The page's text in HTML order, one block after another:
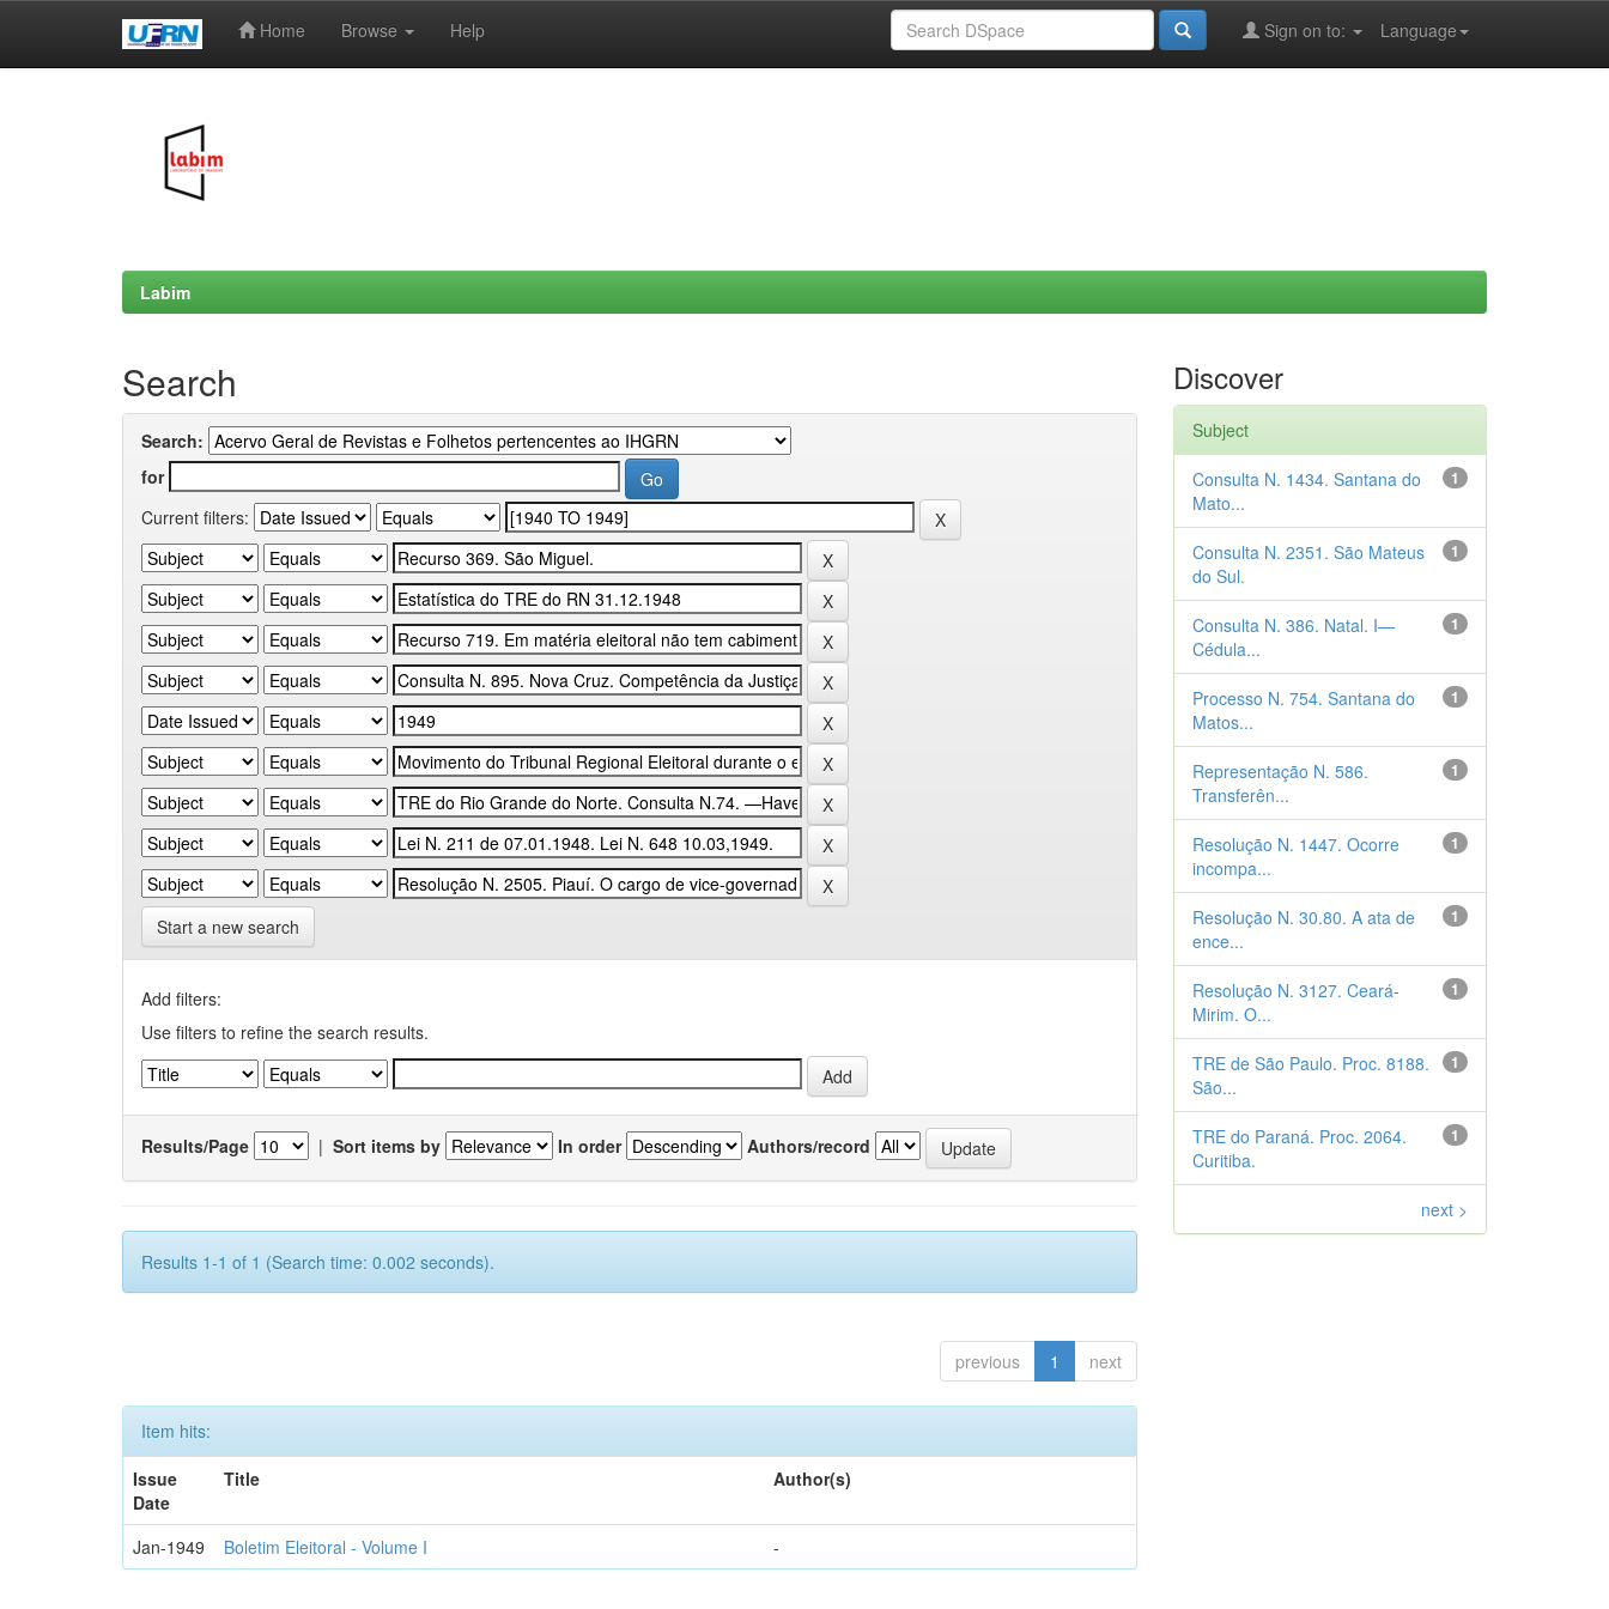
Home Browse Help Language
Sign on to:
Labim
Search
Search:
for
Current filters:
Start a new search
Add filters:
Use filters to refine the search results.
Results/Page | Sort items by In order Authors/record
Results 1-1 of 1 (Search time: 0.002 seconds).
previous 1 next
Item hits:
Issue
Date
Title Author(s)
Jan-1949 Boletim Eleitoral - Volume I -
Discover
Subject
1
Consulta N. 1434. Santana do
Mato...
1
Consulta N. 2351. São Mateus
do Sul.
1
Consulta N. 386. Natal. I—
Cédula...
1
Processo N. 754. Santana do
Matos...
1
Representação N. 586.
Transferên...
1
Resolução N. 1447. Ocorre
incompa...
1
Resolução N. 30.80. A ata de
ence...
1
Resolução N. 3127. Ceará-
Mirim. O...
1
TRE de São Paulo. Proc. 8188.
São...
1
TRE do Paraná. Proc. 2064.
Curitiba.
next >